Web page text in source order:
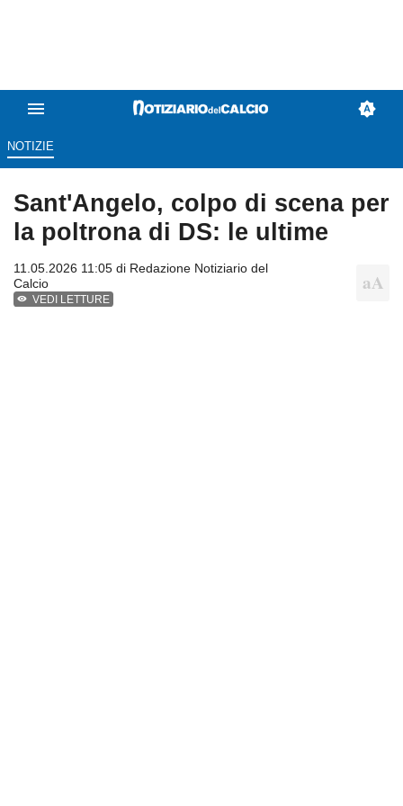
NOTIZIE
Sant'Angelo, colpo di scena per
la poltrona di DS: le ultime
11.05.2026 11:05 di Redazione Notiziario del
Calcio
VEDI LETTURE